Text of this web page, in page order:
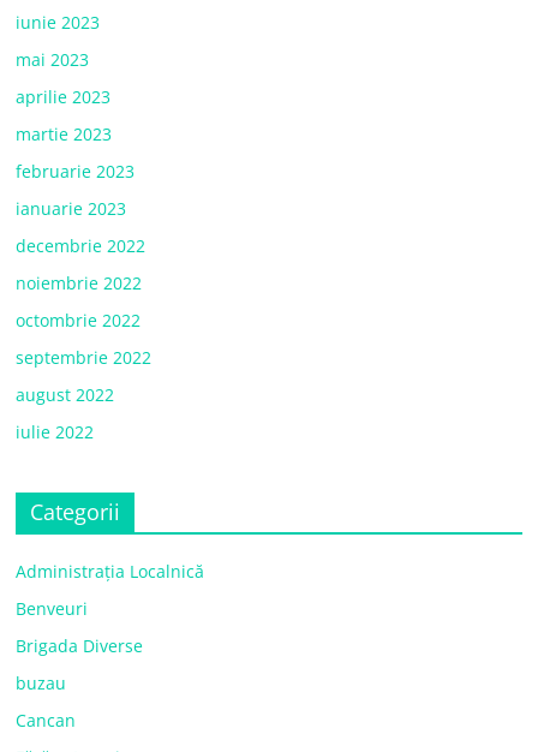
iunie 2023
mai 2023
aprilie 2023
martie 2023
februarie 2023
ianuarie 2023
decembrie 2022
noiembrie 2022
octombrie 2022
septembrie 2022
august 2022
iulie 2022
Categorii
Administrația Localnică
Benveuri
Brigada Diverse
buzau
Cancan